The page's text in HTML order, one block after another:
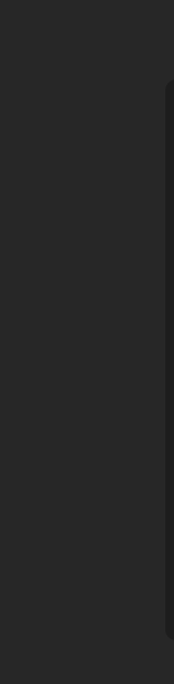
1800 componentes
podrás
¡las